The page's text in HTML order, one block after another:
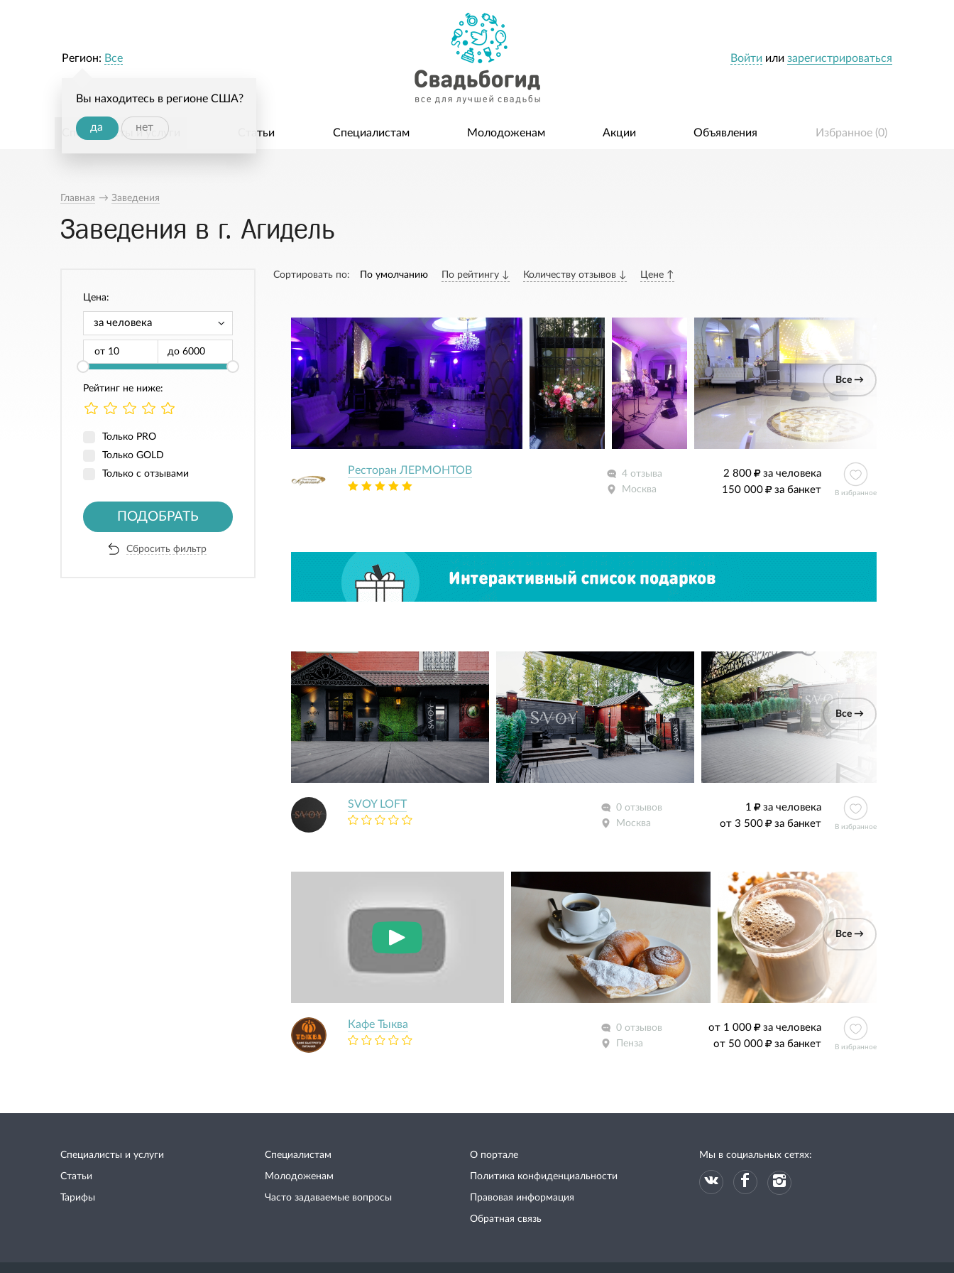
Войти или зарегистрироваться
Регион: Все
Вы находитесь в регионе США?
да нет
Специалисты и услуги Статьи Специалистам Молодоженам Акции Объявления Избранное (0)
Главная → Заведения
Заведения в г. Агидель
Цена:
от до
Рейтинг не ниже:
Только PRO
Только GOLD
Только с отзывами
ПОДОБРАТЬ
Сбросить фильтр
Сортировать по: По умолчанию По рейтингу ↓ Количеству отзывов ↓ Цене ↑
Все →
Ресторан ЛЕРМОНТОВ
4 отзыва
Москва
2 800
за человека
150 000
за банкет В избранное
Все →
SVOY LOFT
0 отзывов
Москва
1
за человека
от 3 500
за банкет В избранное
Все →
Кафе Тыква
0 отзывов
Пенза
от 1 000
за человека
от 50 000
за банкет В избранное
Специалисты и услуги
Статьи
Тарифы
Специалистам
Молодоженам
Часто задаваемые вопросы
О портале
Политика конфиденциальности
Правовая информация
Обратная связь
Мы в социальных сетях: